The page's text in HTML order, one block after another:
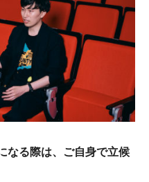
る際は、ご自身で立候